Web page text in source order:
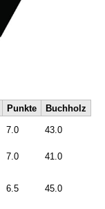
Punkte Buchholz
7.0 43.0
7.0 41.0
6.5 45.0